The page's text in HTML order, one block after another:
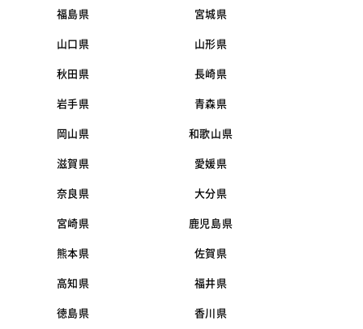
福島県 宮城県
山口県 山形県
秋田県 長崎県
岩手県 青森県
岡山県 和歌山県
滋賀県 愛媛県
奈良県 大分県
宮崎県 鹿児島県
熊本県 佐賀県
高知県 福井県
徳島県 香川県